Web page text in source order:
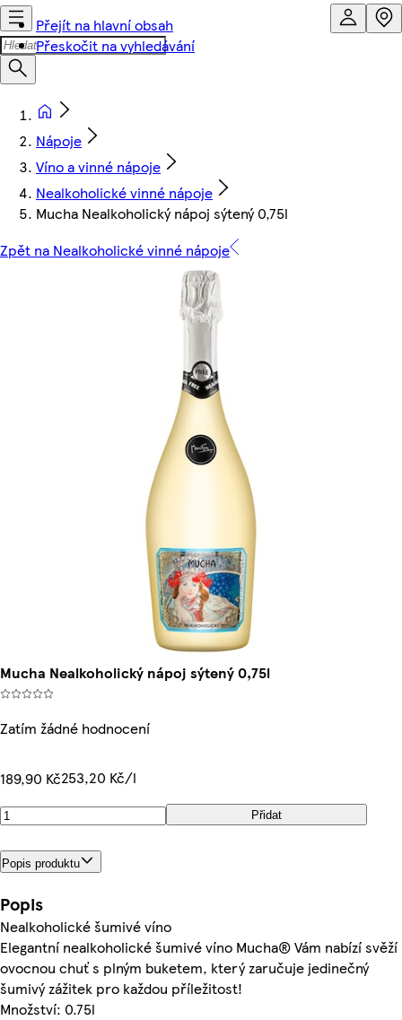
Přejít na hlavní obsah
Přeskočit na vyhledávání
Nápoje
Víno a vinné nápoje
Nealkoholické vinné nápoje
Mucha Nealkoholický nápoj sýtený 0,75l
Zpět na Nealkoholické vinné nápoje
Mucha Nealkoholický nápoj sýtený 0,75l
Zatím žádné hodnocení
189,90 Kč253,20 Kč/l
Přidat
Popis produktu
Popis
Nealkoholické šumivé víno
Elegantní nealkoholické šumivé víno Mucha® Vám nabízí svěží
ovocnou chuť s plným buketem, který zaručuje jedinečný
šumivý zážitek pro každou příležitost!
Množství: 0.75l